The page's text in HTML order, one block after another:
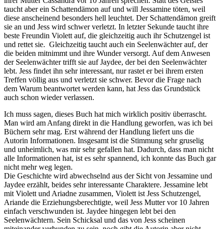
taucht aber ein Schattendämon auf und will Jessamine töten, weil
diese anscheinend besonders hell leuchtet. Der Schattendämon greift
sie an und Jess wird schwer verletzt. In letzter Sekunde taucht ihre
beste Freundin Violett auf, die gleichzeitig auch ihr Schutzengel ist
und rettet sie. Gleichzeitig taucht auch ein Seelenwächter auf, der
die beiden mitnimmt und ihre Wunder versorgt. Auf dem Anwesen
der Seelenwächter trifft sie auf Jaydee, der bei den Seelenwächter
lebt. Jess findet ihn sehr interessant, nur rastet er bei ihrem ersten
Treffen völlig aus und verletzt sie schwer. Bevor die Frage nach
dem Warum beantwortet werden kann, hat Jess das Grundstück
auch schon wieder verlassen.
Ich muss sagen, dieses Buch hat mich wirklich positiv überrascht.
Man wird am Anfang direkt in die Handlung geworfen, was ich bei
Büchern sehr mag. Erst während der Handlung liefert uns die
Autorin Informationen. Insgesamt ist die Stimmung sehr gruselig
und unheimlich, was mir sehr gefallen hat. Dadurch, dass man nicht
alle Informationen hat, ist es sehr spannend, ich konnte das Buch gar
nicht mehr weg legen.
Die Geschichte wird abwechselnd aus der Sicht von Jessamine und
Jaydee erzählt, beides sehr interessante Charaktere. Jessamine lebt
mit Violett und Ariadne zusammen, Violett ist Jess Schutzengel,
Ariande die Erziehungsberechtigte, weil Jess Mutter vor 10 Jahren
einfach verschwunden ist. Jaydee hingegen lebt bei den
Seelenwächtern. Sein Schicksal und das von Jess scheinen